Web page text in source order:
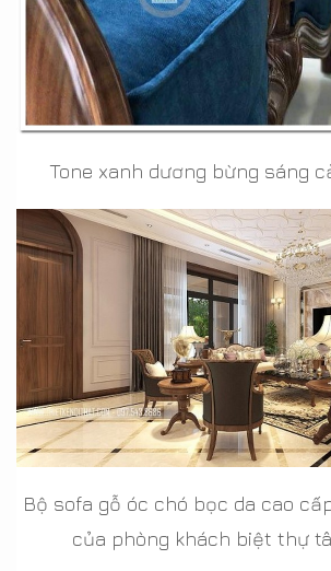
Tone xanh dương bừng sáng
Bộ sofa gỗ óc chó bọc da cao
của phòng khách biệt thự